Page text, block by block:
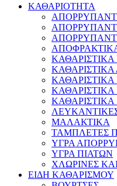
ΚΑΘΑΡΙΟΤΗΤΑ
ΜΑΛΑΚΤΙΚΑ
ΤΑΜΠΛΕΤΕΣ
ΥΓΡΑ
ΥΓΡΑ ΠΙΑΤΩΝ
ΧΛΩΡΙΝΕΣ
ΕΙΔΗ ΚΑΘΑΡΙΣΜΟΥ